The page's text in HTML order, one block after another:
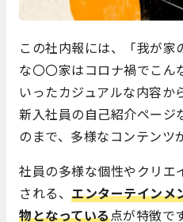
この社内報には、「我が
な〇〇家はコロナ禍でこん
いったカジュアルな内容か
新入社員の自己紹介ページ
のまで、多様なコンテンツ
社員の多様な個性やクリエ
される、 エンターテインメ
物となっている点が特徴で